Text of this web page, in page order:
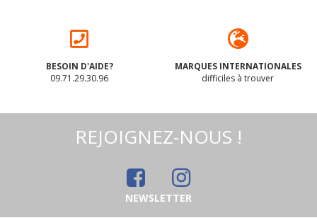
BESOIN D'AIDE?
09.71.29.30.96
MARQUES INTERNATIONALES
difficiles à trouver
REJOIGNEZ-NOUS !
NEWSLETTER